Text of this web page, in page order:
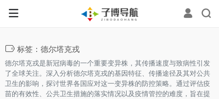
标签：德尔塔克戎
德尔塔克戎是新冠病毒的一个重要变异株，其传播速度与致病性引发
了全球关注。深入分析德尔塔克戎的基因特征、传播途径及其对公共
卫生的影响，探讨世界各国应对这一变异株的防控策略。通过评估疫
苗的有效性、公共卫生措施的落实情况以及疫情管控的难度，旨在提